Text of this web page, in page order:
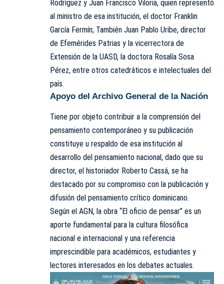
Rodríguez y Juan Francisco Viloria, quien representó
al ministro de esa institución, el doctor Franklin
García Fermín; También Juan Pablo Uribe, director
de Efemérides Patrias y la vicerrectora de
Extensión de la UASD, la doctora Rosalía Sosa
Pérez, entre otros catedráticos e intelectuales del
país.
Apoyo del Archivo General de la Nación
Tiene por objeto contribuir a la comprensión del
pensamiento contemporáneo y su publicación
constituye u respaldo de esa institución al
desarrollo del pensamiento nacional, dado que su
director, el historiador Roberto Cassá, se ha
destacado por su compromiso con la publicación y
difusión del pensamiento crítico dominicano.
Según el AGN, la obra “El oficio de pensar” es un
aporte fundamental para la cultura filosófica
nacional e internacional y una referencia
imprescindible para académicos, estudiantes y
lectores interesados en los debates actuales.